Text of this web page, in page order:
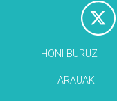
HONI BURUZ
ARAUAK